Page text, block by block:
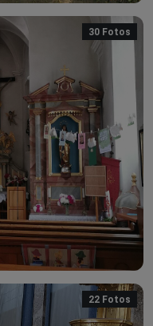
30 Fotos
22 Fotos